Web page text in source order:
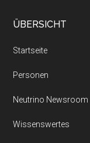
Footer
ÜBERSICHT
Startseite
Personen
Neutrino Newsroom
Wissenswertes